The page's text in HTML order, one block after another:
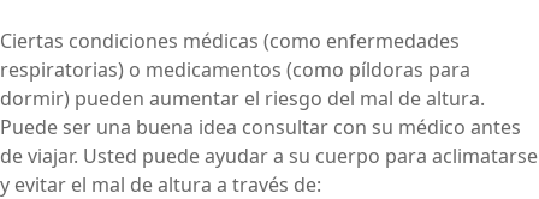
Ciertas condiciones médicas (como enfermedades
respiratorias) o medicamentos (como píldoras para
dormir) pueden aumentar el riesgo del mal de altura.
Puede ser una buena idea consultar con su médico antes
de viajar. Usted puede ayudar a su cuerpo para aclimatarse
y evitar el mal de altura a través de: